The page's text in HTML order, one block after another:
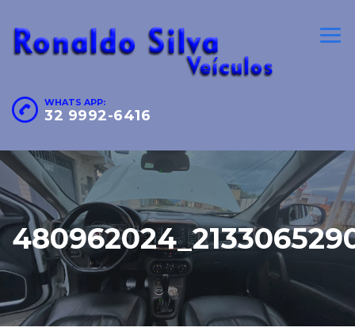
WHATS APP:
32 9992-6416